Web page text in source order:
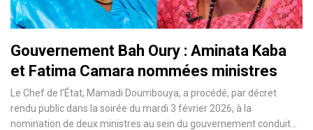
Gouvernement Bah Oury : Aminata Kaba
et Fatima Camara nommées ministres
Le Chef de l’État, Mamadi Doumbouya, a procédé, par décret
rendu public dans la soirée du mardi 3 février 2026, à la
nomination de deux ministres au sein du gouvernement conduit…